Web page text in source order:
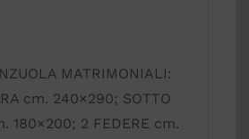
MATRIMONIALI:
cm. 240×290; SOTTO
180×200; 2 FEDERE cm.